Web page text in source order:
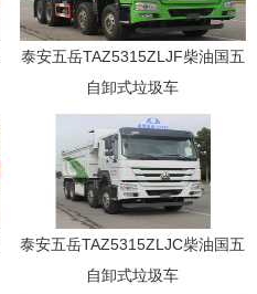
泰安五岳TAZ5315ZLJF柴油国五
自卸式垃圾车
泰安五岳TAZ5315ZLJC柴油国五
自卸式垃圾车